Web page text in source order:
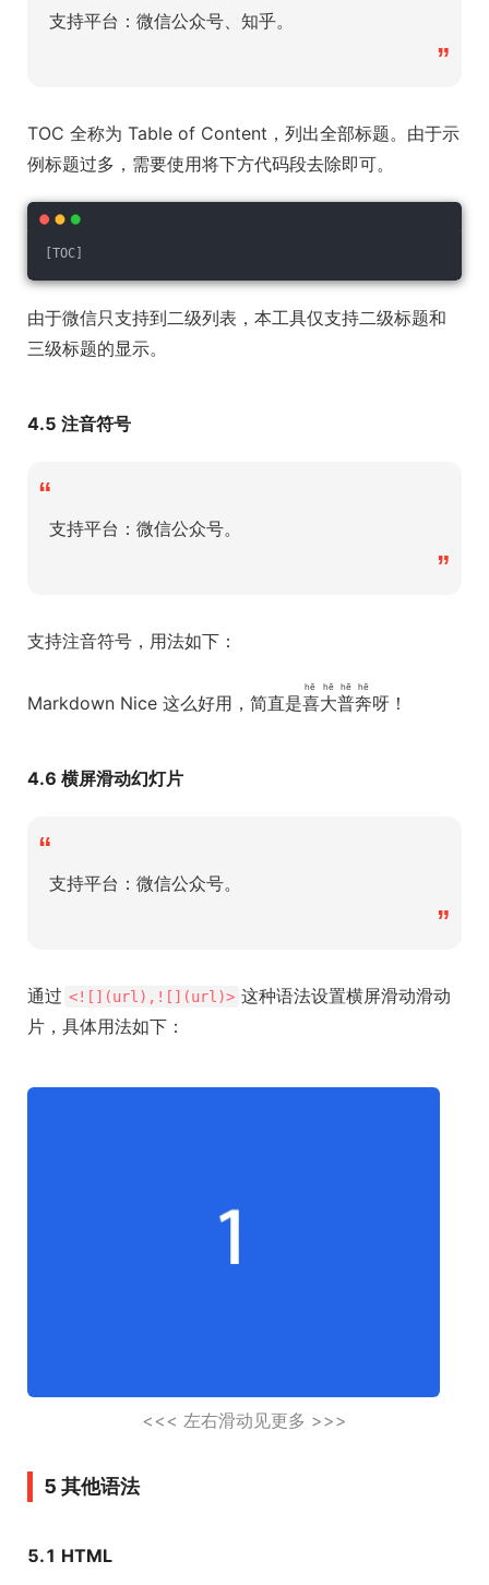
支持平台：微信公众号、知乎。
”
TOC 全称为 Table of Content，列出全部标题。由于示
例标题过多，需要使用将下方代码段去除即可。
[TOC]
由于微信只支持到二级列表，本工具仅支持二级标题和
三级标题的显示。
4.5 注音符号
“
支持平台：微信公众号。
”
支持注音符号，用法如下：
Markdown Nice 这么好用，简直是喜大普奔
hē hē hē hē
呀！
4.6 横屏滑动幻灯片
“
支持平台：微信公众号。
”
通过 <![](url),![](url)> 这种语法设置横屏滑动滑动
片，具体用法如下：
<<< 左右滑动见更多 >>>
5 其他语法
5.1 HTML